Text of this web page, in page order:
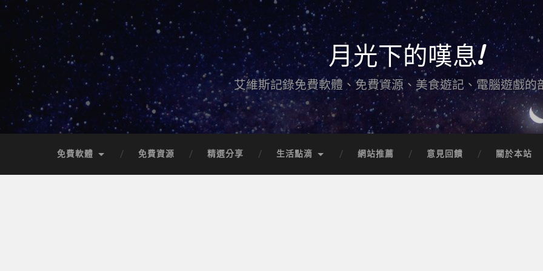
月光下的嘆息!
艾維斯記錄免費軟體、免費資源、美食遊記、電腦遊戲的
免費軟體 免費資源 精選分享 生活點滴 網站推薦 意見回饋 關於本站